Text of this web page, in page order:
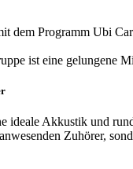
dem Programm Ubi
ist eine gelungene
Akkustik und
Zuhörer,